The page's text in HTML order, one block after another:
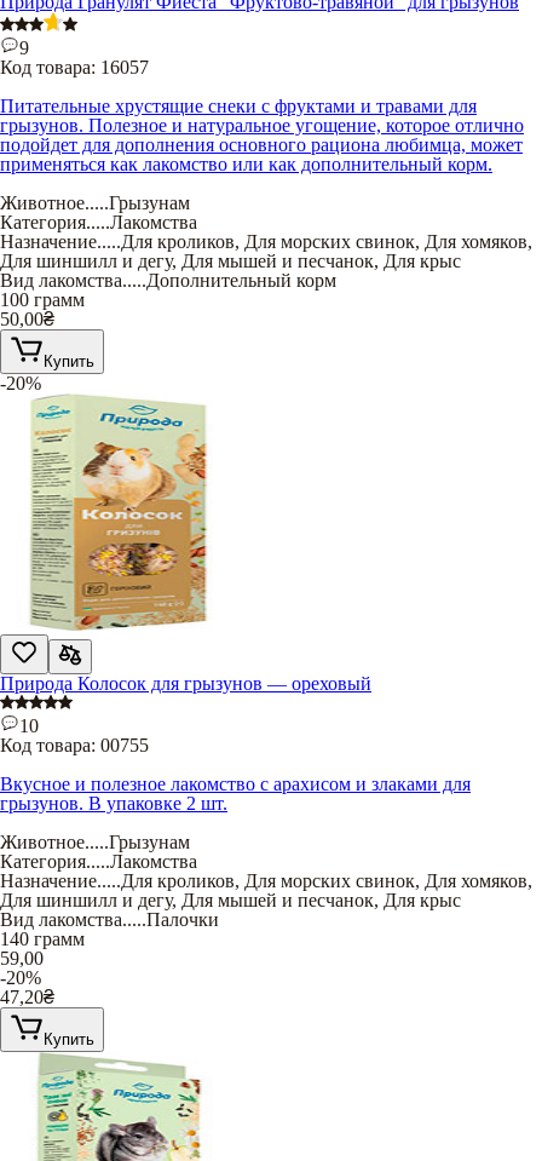
9
Код товара: 16057
Питательные хрустящие снеки с фруктами и травами для
грызунов. Полезное и натуральное угощение, которое отлично
подойдет для дополнения основного рациона любимца, может
применяться как лакомство или как дополнительный корм.
Животное.....Грызунам
Категория.....Лакомства
Назначение.....Для кроликов, Для морских свинок, Для хомяков,
Для шиншилл и дегу, Для мышей и песчанок, Для крыс
Вид лакомства.....Дополнительный корм
100 грамм
50,00₴
Купить
-20%
Природа Колосок для грызунов — ореховый
10
Код товара: 00755
Вкусное и полезное лакомство с арахисом и злаками для
грызунов. В упаковке 2 шт.
Животное.....Грызунам
Категория.....Лакомства
Назначение.....Для кроликов, Для морских свинок, Для хомяков,
Для шиншилл и дегу, Для мышей и песчанок, Для крыс
Вид лакомства.....Палочки
140 грамм
59,00
-20%
47,20₴
Купить